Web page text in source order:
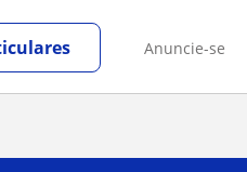
Anuncie-se